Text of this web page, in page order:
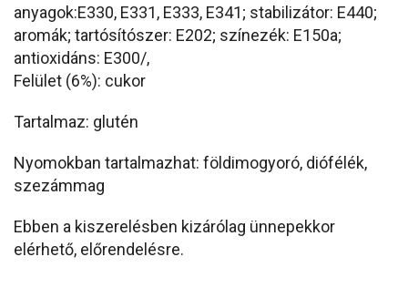
anyagok:E330, E331, E333, E341; stabilizátor: E440;
aromák; tartósítószer: E202; színezék: E150a;
antioxidáns: E300/,
Felület (6%): cukor
Tartalmaz: glutén
Nyomokban tartalmazhat: földimogyoró, diófélék,
szezámmag
Ebben a kiszerelésben kizárólag ünnepekkor
elérhető, előrendelésre.